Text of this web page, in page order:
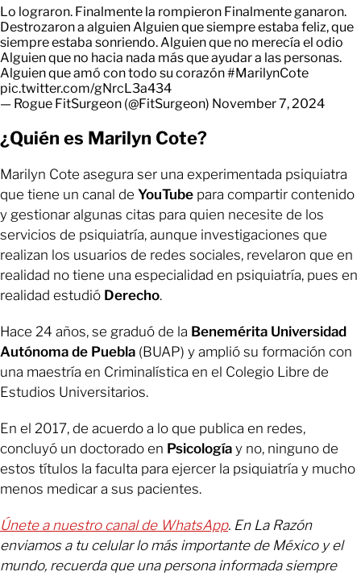
Lo lograron. Finalmente la rompieron Finalmente ganaron.
Destrozaron a alguien Alguien que siempre estaba feliz, que
siempre estaba sonriendo. Alguien que no merecía el odio
Alguien que no hacia nada más que ayudar a las personas.
Alguien que amó con todo su corazón#MarilynCote
pic.twitter.com/gNrcL3a434
— Rogue FitSurgeon (@FitSurgeon) November 7, 2024
¿Quién es Marilyn Cote?
Marilyn Cote asegura ser una experimentada psiquiatra
que tiene un canal de YouTube para compartir contenido
y gestionar algunas citas para quien necesite de los
servicios de psiquiatría, aunque investigaciones que
realizan los usuarios de redes sociales, revelaron que en
realidad no tiene una especialidad en psiquiatría, pues en
realidad estudió Derecho.
Hace 24 años, se graduó de la Benemérita Universidad
Autónoma de Puebla (BUAP) y amplió su formación con
una maestría en Criminalística en el Colegio Libre de
Estudios Universitarios.
En el 2017, de acuerdo a lo que publica en redes,
concluyó un doctorado en Psicología y no, ninguno de
estos títulos la faculta para ejercer la psiquiatría y mucho
menos medicar a sus pacientes.
Únete a nuestro canal de WhatsApp. En La Razón
enviamos a tu celular lo más importante de México y el
mundo, recuerda que una persona informada siempre